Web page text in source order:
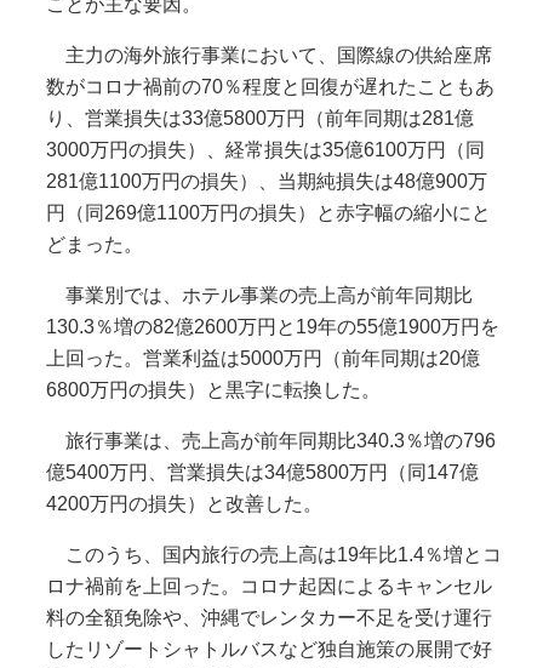
ことが主な要因。
主力の海外旅行事業において、国際線の供給座席
数がコロナ禍前の70％程度と回復が遅れたこともあ
り、営業損失は33億5800万円（前年同期は281億
3000万円の損失）、経常損失は35億6100万円（同
281億1100万円の損失）、当期純損失は48億900万
円（同269億1100万円の損失）と赤字幅の縮小にと
どまった。
事業別では、ホテル事業の売上高が前年同期比
130.3％増の82億2600万円と19年の55億1900万円を
上回った。営業利益は5000万円（前年同期は20億
6800万円の損失）と黒字に転換した。
旅行事業は、売上高が前年同期比340.3％増の796
億5400万円、営業損失は34億5800万円（同147億
4200万円の損失）と改善した。
このうち、国内旅行の売上高は19年比1.4％増とコ
ロナ禍前を上回った。コロナ起因によるキャンセル
料の全額免除や、沖縄でレンタカー不足を受け運行
したリゾートシャトルバスなど独自施策の展開で好